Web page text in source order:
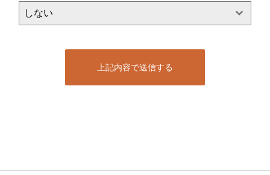
しない
上記内容で送信する